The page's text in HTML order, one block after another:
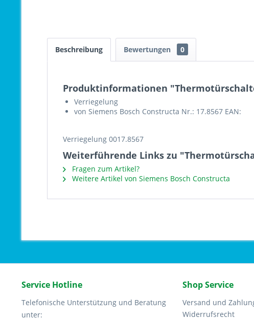
Beschreibung Bewertungen 0
Produktinformationen
Verriegelung
von Siemens Bosch Constructa Nr.: 17.8567 EAN:
Verriegelung 0017.8567
Weiterführende Links zu
Fragen zum Artikel?
Weitere Artikel von Siemens Bosch Constructa
Service Hotline
Telefonische Unterstützung und Beratung
unter:
Shop Service
Versand und
Widerrufsrecht